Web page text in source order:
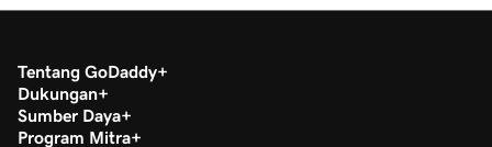
Tentang GoDaddy
Dukungan
Sumber Daya
Program Mitra